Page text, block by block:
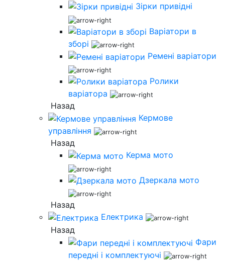
Зірки привідні
Варіатори в
зборі
Ремені варіатори
Ролики
варіатора
Назад
Кермове
управління
Назад
Керма мото
Дзеркала мото
Назад
Електрика
Назад
Фари
передні і комплектуючі